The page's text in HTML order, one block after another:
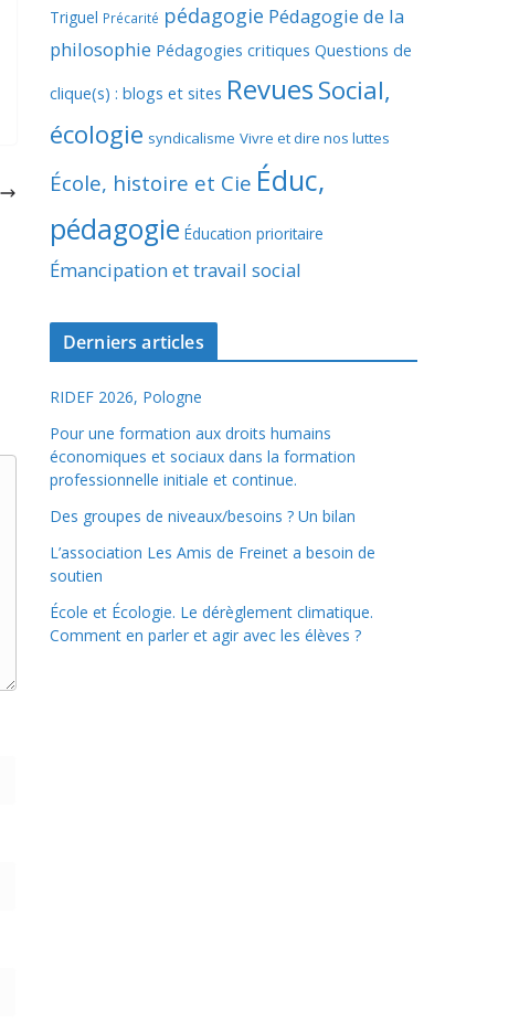
Triguel Précarité pédagogie Pédagogie de la
philosophie Pédagogies critiques Questions de
clique(s) : blogs et sites RevuesSocial,
écologie syndicalisme Vivre et dire nos luttes
École, histoire et Cie Éduc,
pédagogie Éducation prioritaire
Émancipation et travail social
Derniers articles
RIDEF 2026, Pologne
Pour une formation aux droits humains
économiques et sociaux dans la formation
professionnelle initiale et continue.
Des groupes de niveaux/besoins ? Un bilan
L’association Les Amis de Freinet a besoin de
soutien
École et Écologie. Le dérèglement climatique.
Comment en parler et agir avec les élèves ?